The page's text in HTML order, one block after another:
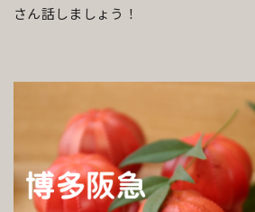
さん話しましょう！